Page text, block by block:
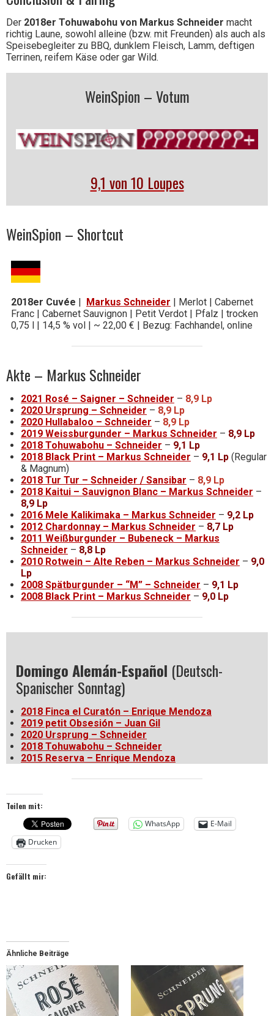
Der 2018er Tohuwabohu von Markus Schneider macht
richtig Laune, sowohl alleine (bzw. mit Freunden) als auch als
Speisebegleiter zu BBQ, dunklem Fleisch, Lamm, deftigen
Terrinen, reifem Käse oder gar Wild.
WeinSpion – Votum
9,1 von 10 Loupes
WeinSpion – Shortcut
2018er Cuvée | Markus Schneider | Merlot | Cabernet
Franc | Cabernet Sauvignon | Petit Verdot | Pfalz | trocken
0,75 l | 14,5 % vol | ~ 22,00 € | Bezug: Fachhandel, online
Akte – Markus Schneider
2021 Rosé – Saigner – Schneider – 8,9 Lp
2020 Ursprung – Schneider – 8,9 Lp
2020 Hullabaloo – Schneider – 8,9 Lp
2019 Weissburgunder – Markus Schneider – 8,9 Lp
2018 Tohuwabohu – Schneider – 9,1 Lp
2018 Black Print – Markus Schneider – 9,1 Lp (Regular
& Magnum)
2018 Tur Tur – Schneider / Sansibar – 8,9 Lp
2018 Kaitui – Sauvignon Blanc – Markus Schneider –
8,9 Lp
2016 Mele Kalikimaka – Markus Schneider – 9,2 Lp
2012 Chardonnay – Markus Schneider – 8,7 Lp
2011 Weißburgunder – Bubeneck – Markus
Schneider – 8,8 Lp
2010 Rotwein – Alte Reben – Markus Schneider – 9,0
Lp
2008 Spätburgunder – “M” – Schneider – 9,1 Lp
2008 Black Print – Markus Schneider – 9,0 Lp
Domingo Alemán-Español (Deutsch-
Spanischer Sonntag)
2018 Finca el Curatón – Enrique Mendoza
2019 petit Obsesión – Juan Gil
2020 Ursprung – Schneider
2018 Tohuwabohu – Schneider
2015 Reserva – Enrique Mendoza
Teilen mit:
WhatsApp
E-Mail
Drucken
Gefällt mir:
Ähnliche Beiträge